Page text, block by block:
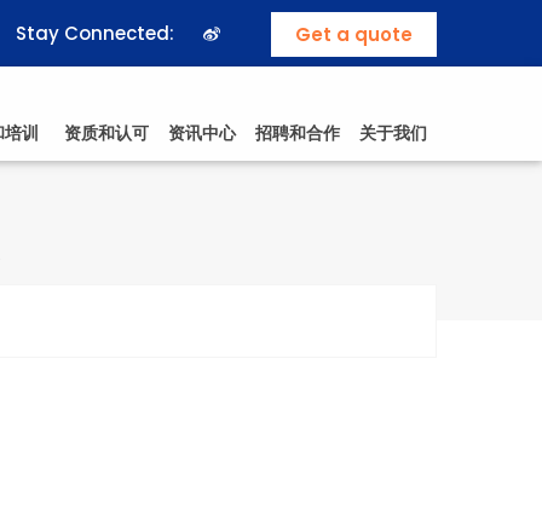
Stay Connected: Get a quote
训 资质和认可 资讯中心 招聘和合作 关于我们